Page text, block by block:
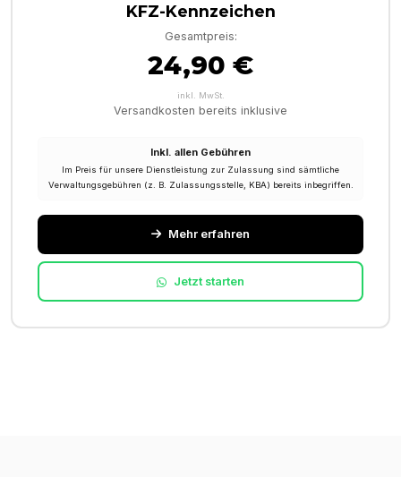
KFZ-Kennzeichen
Gesamtpreis:
24,90 €
inkl. MwSt.
Versandkosten bereits inklusive
Inkl. allen Gebühren
Im Preis für unsere Dienstleistung zur Zulassung sind sämtliche
Verwaltungsgebühren (z. B. Zulassungsstelle, KBA) bereits inbegriffen.
Mehr erfahren
Jetzt starten